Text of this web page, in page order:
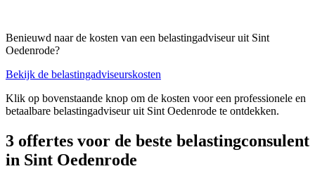
Benieuwd naar de kosten van een belastingadviseur uit Sint
Oedenrode?
Bekijk de belastingadviseurskosten
Klik op bovenstaande knop om de kosten voor een professionele en
betaalbare belastingadviseur uit Sint Oedenrode te ontdekken.
3 offertes voor de beste belastingconsulent
in Sint Oedenrode